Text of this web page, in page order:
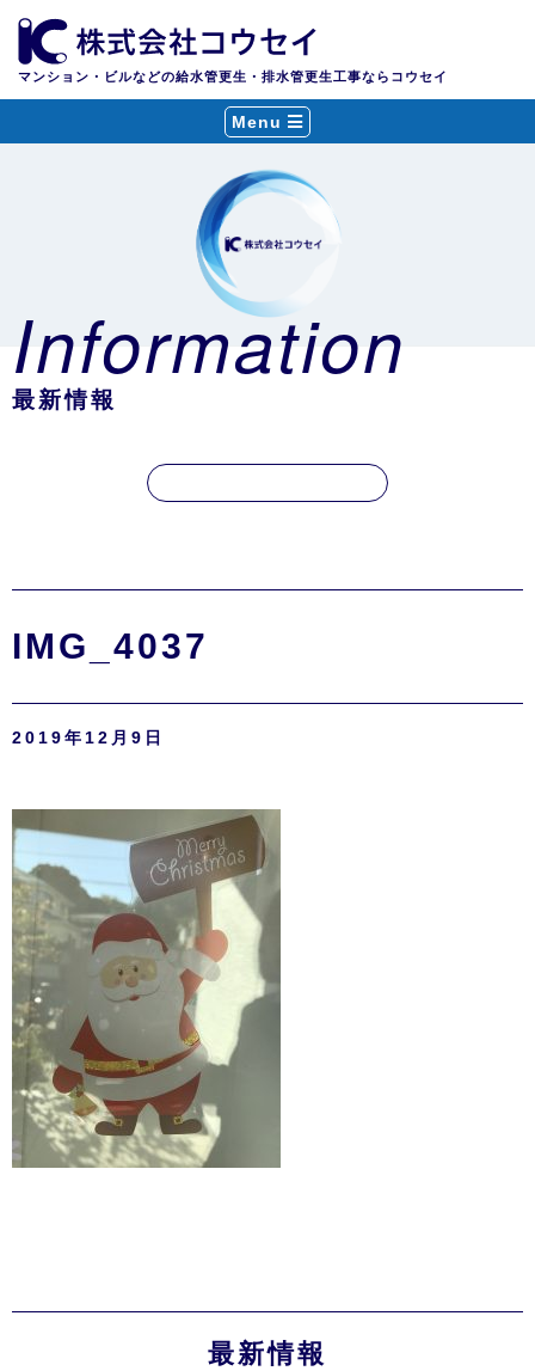
マンション・ビルなどの給水管更生・排水管更生工事ならコウセイ
Menu
Information
最新情報
IMG_4037
2019年12月9日
最新情報